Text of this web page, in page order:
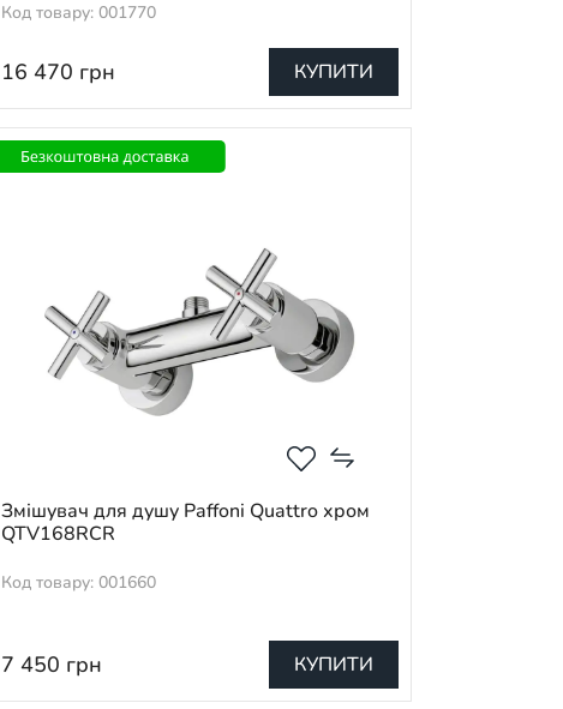
Код товару: 001770
16 470 грн КУПИТИ
Змішувач для душу Paffoni Quattro хром
QTV168RCR
Код товару: 001660
7 450 грн КУПИТИ